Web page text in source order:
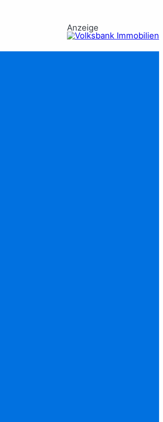
Anzeige